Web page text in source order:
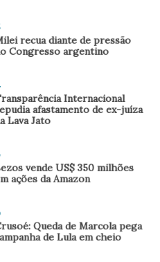
recua diante de pressão
Congresso argentino
Internacional
afastamento de ex-juíza
Lava Jato
vende US$ 350 milhões
ações da Amazon
Queda de Marcola pega
de Lula em cheio